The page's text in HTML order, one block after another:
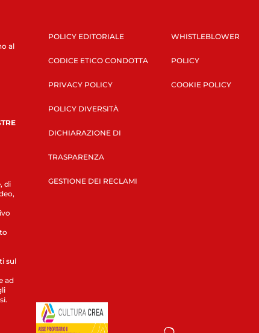
al
di
sul
ad
POLICY EDITORIALE
CODICE ETICO CONDOTTA
PRIVACY POLICY
POLICY DIVERSITÀ
DICHIARAZIONE DI
TRASPARENZA
GESTIONE DEI RECLAMI
WHISTLEBLOWER
POLICY
COOKIE POLICY